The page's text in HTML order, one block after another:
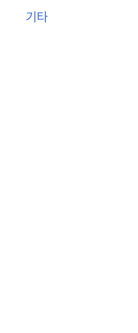
기타